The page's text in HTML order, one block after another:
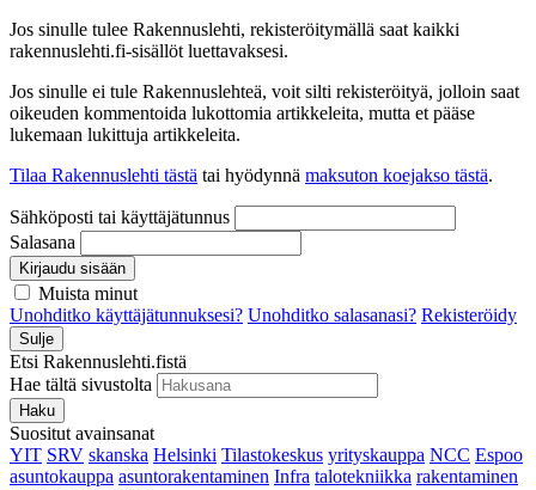
Jos sinulle tulee Rakennuslehti, rekisteröitymällä saat kaikki
rakennuslehti.fi-sisällöt luettavaksesi.
Jos sinulle ei tule Rakennuslehteä, voit silti rekisteröityä, jolloin saat
oikeuden kommentoida lukottomia artikkeleita, mutta et pääse
lukemaan lukittuja artikkeleita.
Tilaa Rakennuslehti tästä tai hyödynnä maksuton koejakso tästä.
Sähköposti tai käyttäjätunnus
Salasana
Kirjaudu sisään
Muista minut
Unohditko käyttäjätunnuksesi? Unohditko salasanasi? Rekisteröidy
Sulje
Etsi Rakennuslehti.fistä
Hae tältä sivustolta
Haku
Suositut avainsanat
YIT SRV skanska Helsinki Tilastokeskus yrityskauppa NCC Espoo
asuntokauppa asuntorakentaminen Infra talotekniikka rakentaminen